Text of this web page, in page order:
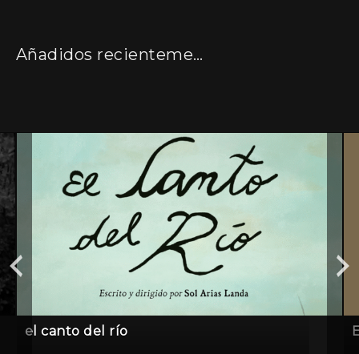
Añadidos recientemente
el canto del río